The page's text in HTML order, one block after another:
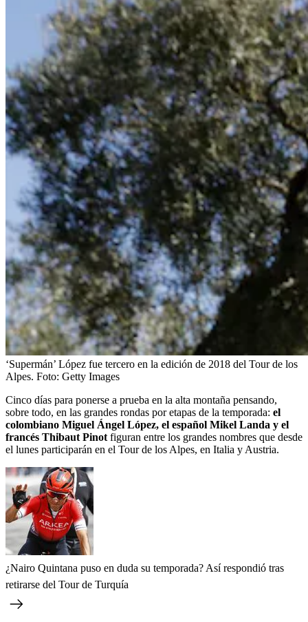
‘Supermán’ López fue tercero en la edición de 2018 del Tour de los
Alpes. Foto: Getty Images
Cinco días para ponerse a prueba en la alta montaña pensando,
sobre todo, en las grandes rondas por etapas de la temporada: el
colombiano Miguel Ángel López, el español Mikel Landa y el
francés Thibaut Pinot figuran entre los grandes nombres que desde
el lunes participarán en el Tour de los Alpes, en Italia y Austria.
¿Nairo Quintana puso en duda su temporada? Así respondió tras
retirarse del Tour de Turquía